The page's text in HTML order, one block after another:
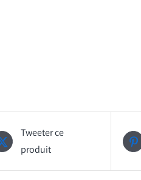
Tweeter ce
produit